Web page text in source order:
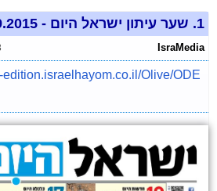
1. שער עיתון ישראל היום - 22.9.2015
IsraMedia
Olive/ODE...